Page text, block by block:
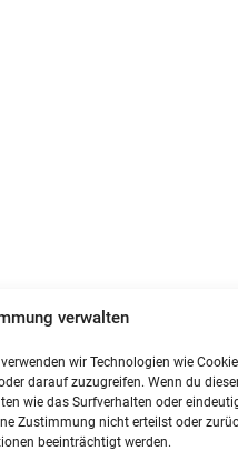
verwalten
wir Technologien wie
darauf zuzugreifen. Wenn du
wie das Surfverhalten oder
Zustimmung nicht erteilst oder
beeinträchtigt werden.